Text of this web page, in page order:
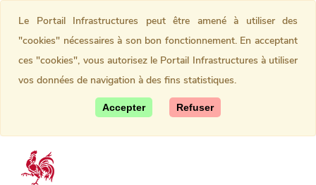
Le Portail Infrastructures peut être amené à utiliser des
"cookies" nécessaires à son bon fonctionnement. En acceptant
ces "cookies", vous autorisez le Portail Infrastructures à utiliser
vos données de navigation à des fins statistiques.
Accepter Refuser